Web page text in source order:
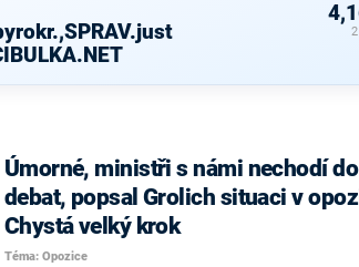
Úmorné, ministři s námi nechodí do
debat, popsal Grolich situaci v
Chystá velký krok
Téma: Opozice